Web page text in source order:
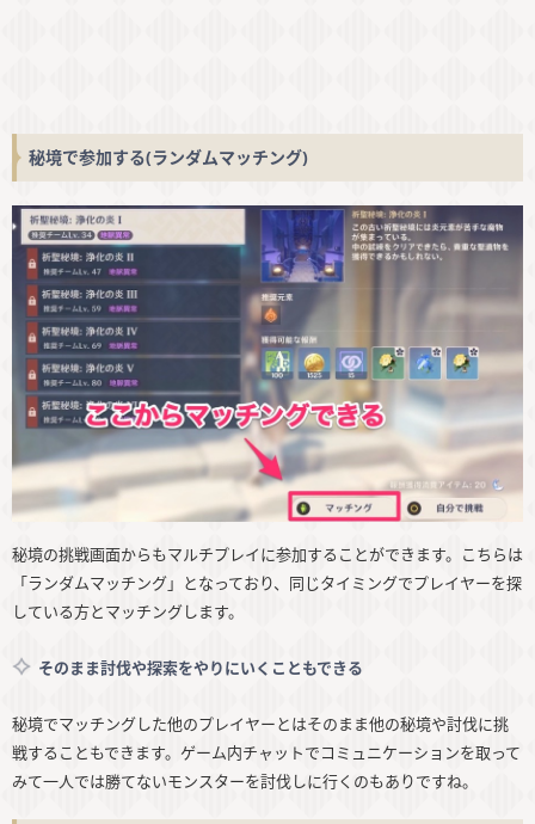
秘境で参加する(ランダムマッチング)
秘境の挑戦画面からもマルチプレイに参加することができます。こちらは
「ランダムマッチング」となっており、同じタイミングでプレイヤーを探
している方とマッチングします。
そのまま討伐や探索をやりにいくこともできる
秘境でマッチングした他のプレイヤーとはそのまま他の秘境や討伐に挑
戦することもできます。ゲーム内チャットでコミュニケーションを取って
みて一人では勝てないモンスターを討伐しに行くのもありですね。